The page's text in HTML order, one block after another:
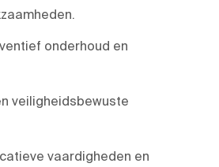
onderhoud en
veiligheidsbewuste
vaardigheden en